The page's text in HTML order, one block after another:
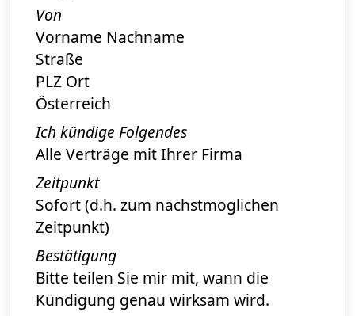
Von
Vorname Nachname
Straße
PLZ Ort
Österreich
Ich kündige Folgendes
Alle Verträge mit Ihrer Firma
Zeitpunkt
Sofort (d.h. zum nächstmöglichen
Zeitpunkt)
Bestätigung
Bitte teilen Sie mir mit, wann die
Kündigung genau wirksam wird.